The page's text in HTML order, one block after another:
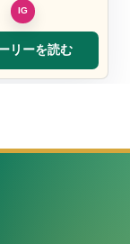
リーを読む